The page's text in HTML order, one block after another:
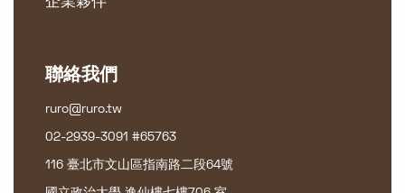
聯絡我們
ruro@ruro.tw
02-2939-3091 #65763
116 臺北市文山區指南路二段64號